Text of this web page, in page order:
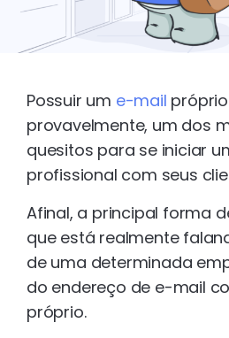
Possuir um e-mail
provavelmente, um dos
quesitos para se iniciar
profissional com seus
Afinal, a principal forma
que está realmente
de uma determinada
do endereço de e-mail
próprio.